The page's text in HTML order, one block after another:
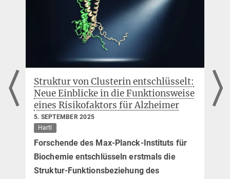
82152 Martinsried
Struktur von Clusterin entschlüsselt:
Neue Einblicke in die Funktionsweise
eines Risikofaktors für Alzheimer
5. SEPTEMBER 2025
Hartl
Forschende des Max-Planck-Instituts für
Biochemie entschlüsseln erstmals die
Struktur-Funktionsbeziehung des